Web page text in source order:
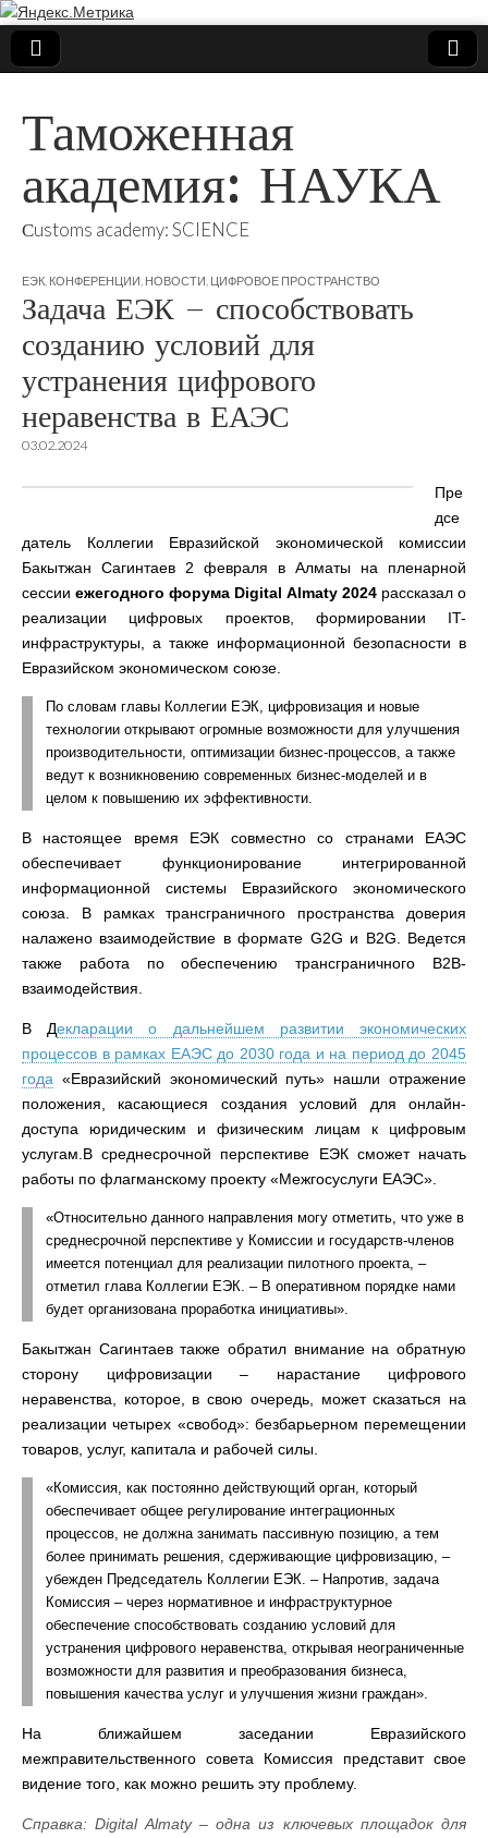
Таможенная
академия: НАУКА
Сustoms academy: SCIENCE
ЕЭК КОНФЕРЕНЦИИ НОВОСТИ ЦИФРОВОЕ ПРОСТРАНСТВО
Задача ЕЭК – способствовать
созданию условий для
устранения цифрового
неравенства в ЕАЭС
03.02.2024
Пре
дсе
датель Коллегии Евразийской экономической комиссии
Бакытжан Сагинтаев 2 февраля в Алматы на пленарной
сессииежегодного форума Digital Almaty 2024рассказал о
реализации цифровых проектов, формировании IT-
инфраструктуры, а также информационной безопасности в
Евразийском экономическом союзе.
По словам главы Коллегии ЕЭК, цифровизация и новые
технологии открывают огромные возможности для улучшения
производительности, оптимизации бизнес-процессов, а также
ведут к возникновению современных бизнес-моделей и в
целом к повышению их эффективности.
В настоящее время ЕЭК совместно со странами ЕАЭС
обеспечивает функционирование интегрированной
информационной системы Евразийского экономического
союза. В рамках трансграничного пространства доверия
налажено взаимодействие в формате G2G и B2G. Ведется
также работа по обеспечению трансграничного B2B-
взаимодействия.
В Декларации о дальнейшем развитии экономических
процессов в рамках ЕАЭС до 2030 года и на период до 2045
года «Евразийский экономический путь» нашли отражение
положения, касающиеся создания условий для онлайн-
доступа юридическим и физическим лицам к цифровым
услугам.В среднесрочной перспективе ЕЭК сможет начать
работы по флагманскому проекту «Межгосуслуги ЕАЭС».
«Относительно данного направления могу отметить, что уже в
среднесрочной перспективе у Комиссии и государств-членов
имеется потенциал для реализации пилотного проекта, –
отметил глава Коллегии ЕЭК. – В оперативном порядке нами
будет организована проработка инициативы».
Бакытжан Сагинтаев также обратил внимание на обратную
сторону цифровизации – нарастание цифрового
неравенства, которое, в свою очередь, может сказаться на
реализации четырех «свобод»: безбарьерном перемещении
товаров, услуг, капитала и рабочей силы.
«Комиссия, как постоянно действующий орган, который
обеспечивает общее регулирование интеграционных
процессов, не должна занимать пассивную позицию, а тем
более принимать решения, сдерживающие цифровизацию, –
убежден Председатель Коллегии ЕЭК. – Напротив, задача
Комиссия – через нормативное и инфраструктурное
обеспечение способствовать созданию условий для
устранения цифрового неравенства, открывая неограниченные
возможности для развития и преобразования бизнеса,
повышения качества услуг и улучшения жизни граждан».
На ближайшем заседании Евразийского
межправительственного совета Комиссия представит свое
видение того, как можно решить эту проблему.
Справка:Digital Almaty – одна из ключевых площадок для